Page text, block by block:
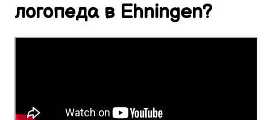
логопеда в Ehningen?